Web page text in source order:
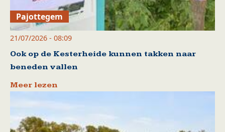
Pajottegem
21/07/2026 - 08:09
Ook op de Kesterheide kunnen takken naar
beneden vallen
Meer lezen